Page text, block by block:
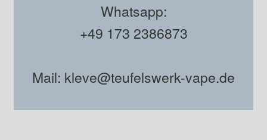
Whatsapp:
+49 173 2386873
Mail: kleve@teufelswerk-vape.de